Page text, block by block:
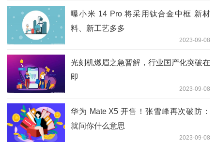
曝小米 14 Pro 将采用钛合金中框 新材
料、新工艺多多
2023-09-08
光刻机燃眉之急暂解，行业国产化突破在
即
2023-09-08
华为 Mate X5 开售！张雪峰再次破防：
就问你什么意思
2023-09-08